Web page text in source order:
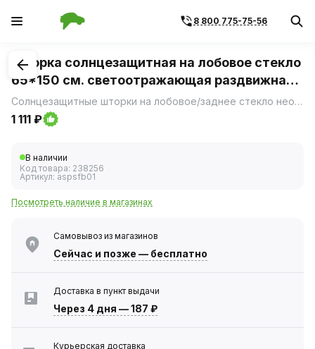
8 800 775-75-56
1/4
Шторка солнцезащитная на лобовое стекло
65*150 см. светоотражающая раздвижная
(AIRLINE)
Солнцезащитные шторки на лобовое/заднее стекло необходимы для блокировки попадания солнечных лучей со стороны лобового/заднего стекла в салон машины.Представляют собой полотно из фольгированного материала с механизмом автоматического складывания по принципу веера, с помощью пружины и лески.
1 111 ₽
В наличии
Код товара: 238256
Артикул: aspsfb01
Посмотреть наличие в магазинах
Самовывоз из магазинов
Сейчас и позже — бесплатно
Доставка в пункт выдачи
Через 4 дня —187 ₽
Курьерская доставка